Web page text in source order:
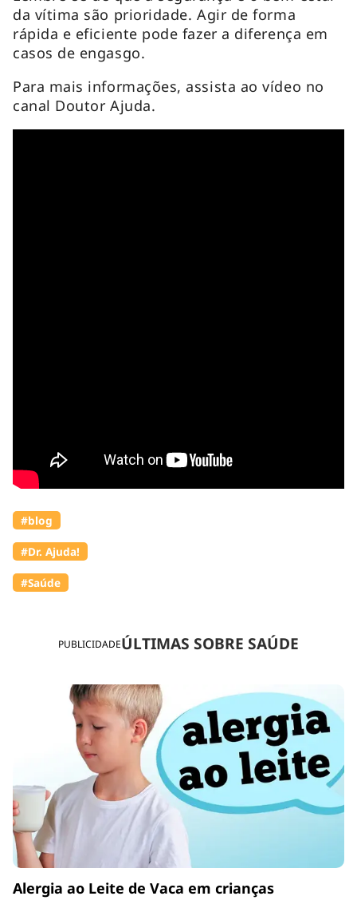
PUBLICIDADEÚLTIMAS SOBRE SAÚDE
Alergia ao Leite de Vaca em crianças
da vítima são prioridade. Agir de forma
rápida e eficiente pode fazer a diferença em
casos de engasgo.
Para mais informações, assista ao vídeo no
canal Doutor Ajuda.
#blog
#Dr. Ajuda!
#Saúde